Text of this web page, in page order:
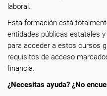
laboral.
Esta formación está
entidades públicas estatales
para acceder a estos cursos
requisitos de acceso
financia.
¿Necesitas ayuda? ¿No